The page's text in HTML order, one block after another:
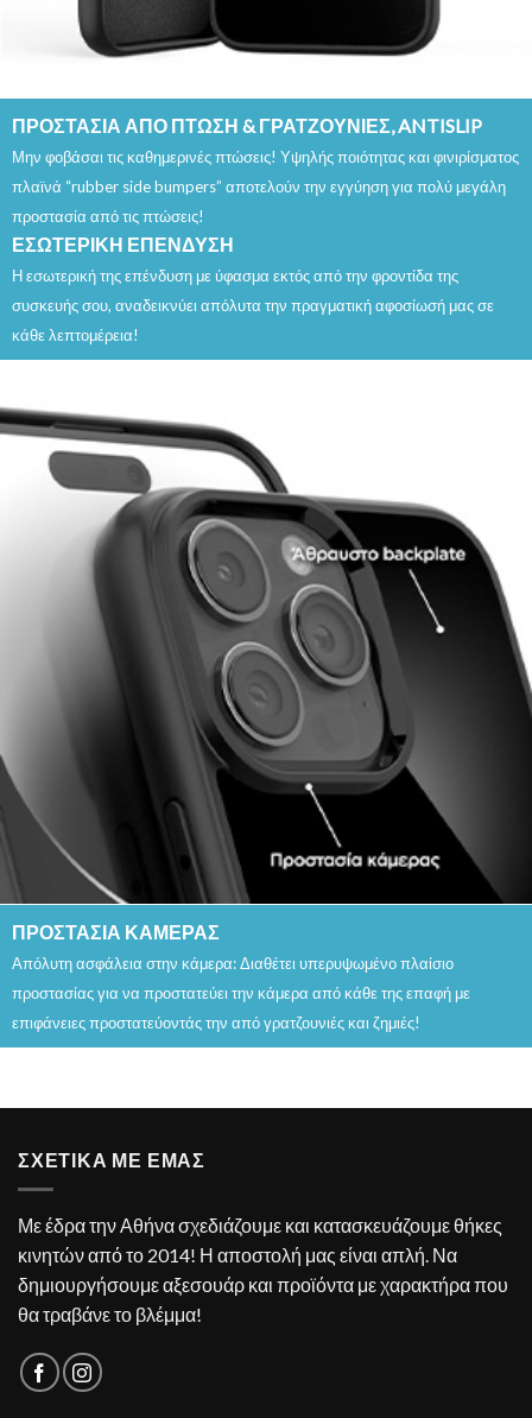
ΠΡΟΣΤΑΣΙΑ ΑΠΟ ΠΤΩΣΗ & ΓΡΑΤΖΟΥΝΙΕΣ, ANTISLIP
Μην φοβάσαι τις καθημερινές πτώσεις! Υψηλής ποιότητας και φινιρίσματος
πλαϊνά “rubber side bumpers” αποτελούν την εγγύηση για πολύ μεγάλη
προστασία από τις πτώσεις!
ΕΣΩΤΕΡΙΚΗ ΕΠΕΝΔΥΣΗ
Η εσωτερική της επένδυση με ύφασμα εκτός από την φροντίδα της
συσκευής σου, αναδεικνύει απόλυτα την πραγματική αφοσίωσή μας σε
κάθε λεπτομέρεια!
ΠΡΟΣΤΑΣΙΑ ΚΑΜΕΡΑΣ
Απόλυτη ασφάλεια στην κάμερα: Διαθέτει υπερυψωμένο πλαίσιο
προστασίας για να προστατεύει την κάμερα από κάθε της επαφή με
επιφάνειες προστατεύοντάς την από γρατζουνιές και ζημιές!
ΣΧΕΤΙΚΑ ΜΕ ΕΜΑΣ
Με έδρα την Αθήνα σχεδιάζουμε και κατασκευάζουμε θήκες
κινητών από το 2014! Η αποστολή μας είναι απλή. Να
δημιουργήσουμε αξεσουάρ και προϊόντα με χαρακτήρα που
θα τραβάνε το βλέμμα!